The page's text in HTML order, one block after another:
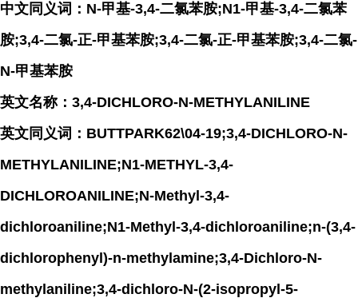
中文同义词：N-甲基-3,4-二氯苯胺;N1-甲基-3,4-二氯苯
胺;3,4-二氯-正-甲基苯胺;3,4-二氯-正-甲基苯胺;3,4-二氯-
N-甲基苯胺
英文名称：3,4-DICHLORO-N-METHYLANILINE
英文同义词：BUTTPARK62\04-19;3,4-DICHLORO-N-
METHYLANILINE;N1-METHYL-3,4-
DICHLOROANILINE;N-Methyl-3,4-
dichloroaniline;N1-Methyl-3,4-dichloroaniline;n-(3,4-
dichlorophenyl)-n-methylamine;3,4-Dichloro-N-
methylaniline;3,4-dichloro-N-(2-isopropyl-5-